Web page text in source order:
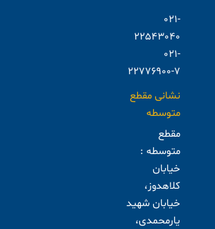
021-
22543040
021-
22776900-7
نشانی مقطع
متوسطه
مقطع
متوسطه :
خیابان
کلاهدوز،
خیابان شهید
یارمحمدی،